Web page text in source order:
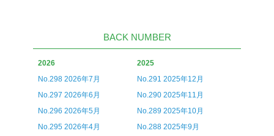
BACK NUMBER
2026
No.298 2026年7月
No.297 2026年6月
No.296 2026年5月
No.295 2026年4月
2025
No.291 2025年12月
No.290 2025年11月
No.289 2025年10月
No.288 2025年9月